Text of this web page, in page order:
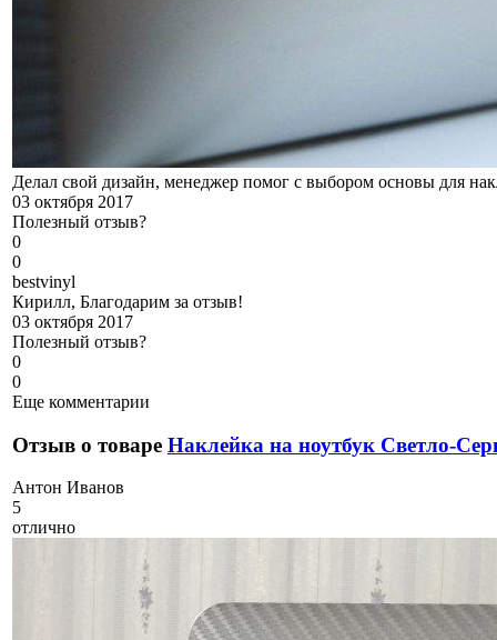
Делал свой дизайн, менеджер помог с выбором основы для
03 октября 2017
Полезный отзыв?
0
0
bestvinyl
Кирилл, Благодарим за отзыв!
03 октября 2017
Полезный отзыв?
0
0
Еще комментарии
Отзыв о товаре Наклейка на ноутбук Светло-
Антон Иванов
5
отлично